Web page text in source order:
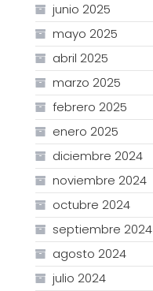
junio 2025
mayo 2025
abril 2025
marzo 2025
febrero 2025
enero 2025
diciembre 2024
noviembre 2024
octubre 2024
septiembre 2024
agosto 2024
julio 2024